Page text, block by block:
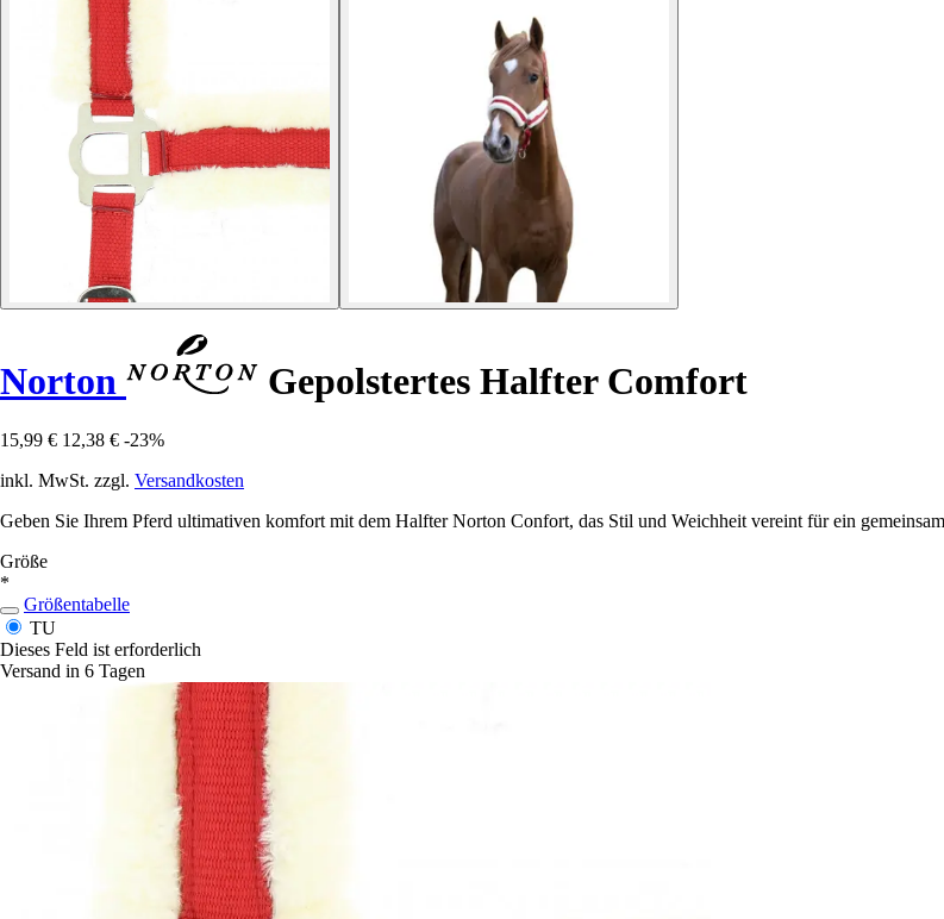
Norton Gepolstertes Halfter Comfort
15,99 € 12,38 € -23%
inkl. MwSt. zzgl. Versandkosten
Geben Sie Ihrem Pferd ultimativen komfort mit dem Halfter Norton Confort, das Stil und Weichheit vereint für ein
Größe
*
Größentabelle
TU
Dieses Feld ist erforderlich
Versand in 6 Tagen